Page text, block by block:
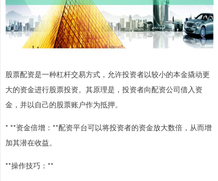
股票配资是一种杠杆交易方式，允许投资者以较小的本金撬动更
大的资金进行股票投资。其原理是，投资者向配资公司借入资
金，并以自己的股票账户作为抵押。
* **资金倍增：**配资平台可以将投资者的资金放大数倍，从而增
加其潜在收益。
**操作技巧：**